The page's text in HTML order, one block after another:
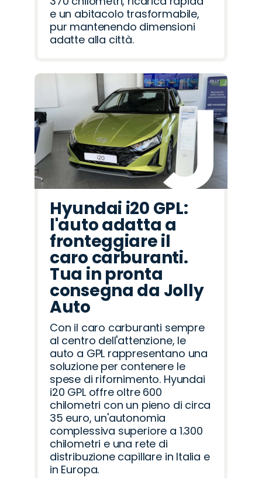
e un abitacolo trasformabile,
pur mantenendo dimensioni
adatte alla città.
Hyundai i20 GPL:
l'auto adatta a
fronteggiare il
caro carburanti.
Tua in pronta
consegna da Jolly
Auto
Con il caro carburanti sempre
al centro dell'attenzione, le
auto a GPL rappresentano una
soluzione per contenere le
spese di rifornimento. Hyundai
i20 GPL offre oltre 600
chilometri con un pieno di circa
35 euro, un'autonomia
complessiva superiore a 1.300
chilometri e una rete di
distribuzione capillare in Italia e
in Europa.